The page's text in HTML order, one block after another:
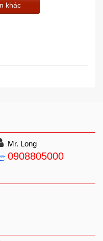
khác
Mr. Long
0908805000